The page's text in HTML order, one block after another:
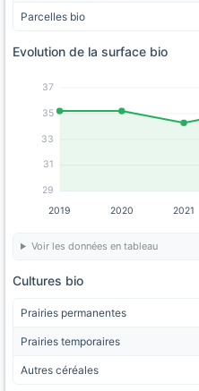
Parcelles bio
Evolution de la surface bio
29
31
33
35
37
2019 2020 2021
Voir les données en tableau
Cultures bio
Prairies permanentes
Prairies temporaires
Autres céréales